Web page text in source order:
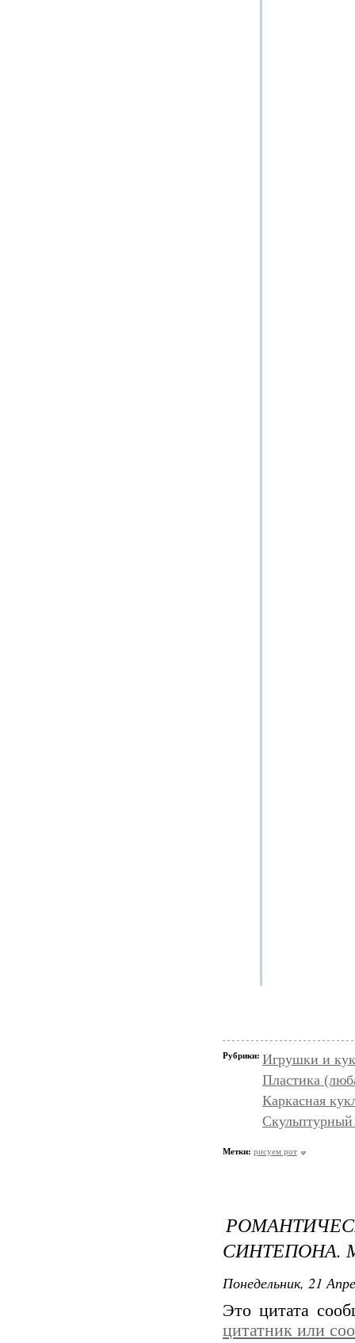
Рубрики: Игрушки и
Пластика
Каркасная
Скульптурный
Метки: рисуем рот
СИНТЕПОНА.
Понедельник, 21
Это цитата
цитатник или